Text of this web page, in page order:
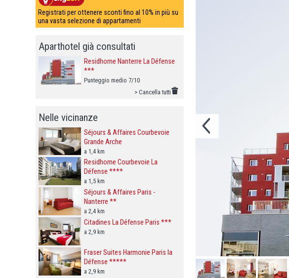
Registrati per ottenere sconti fino al 10% in più su
una vasta selezione di appartamenti
Aparthotel già consultati
Residhome Nanterre La Défense
***
Punteggio medio 7/10
> Cancella tutti
Nelle vicinanze
Séjours & Affaires Courbevoie
Grande Arche
a 1,4 km
Residhome Courbevoie La
Défense ****
a 1,5 km
Séjours & Affaires Paris -
Nanterre **
a 2,4 km
Citadines La Défense Paris ***
a 2,9 km
Fraser Suites Harmonie Paris la
Défense *****
a 2,9 km